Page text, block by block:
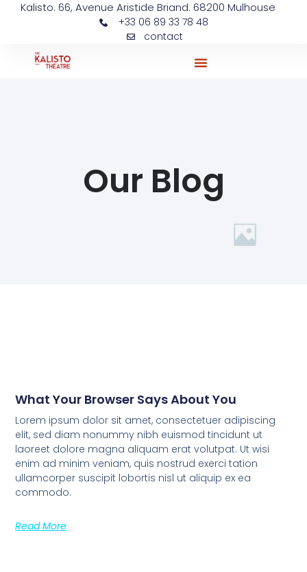
Kalisto. 66, Avenue Aristide Briand. 68200 Mulhouse
+33 06 89 33 78 48
contact
Our Blog
What Your Browser Says About You
Lorem ipsum dolor sit amet, consectetuer adipiscing
elit, sed diam nonummy nibh euismod tincidunt ut
laoreet dolore magna aliquam erat volutpat. Ut wisi
enim ad minim veniam, quis nostrud exerci tation
ullamcorper suscipit lobortis nisl ut aliquip ex ea
commodo.
Read More